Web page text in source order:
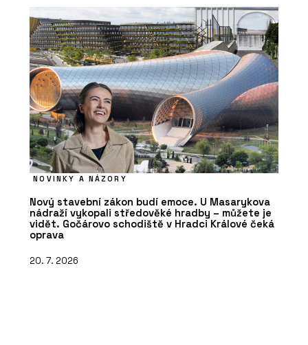
NOVINKY A NÁZORY
Nový stavební zákon budí emoce. U Masarykova
nádraží vykopali středověké hradby – můžete je
vidět. Gočárovo schodiště v Hradci Králové čeká
oprava
20. 7. 2026